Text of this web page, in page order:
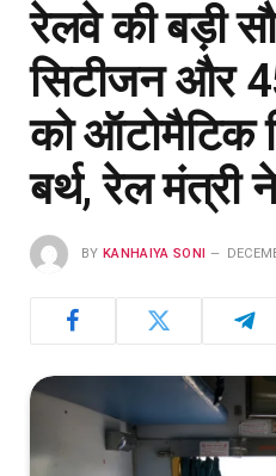
रेलवे की बड़ी
सिटीजन और
को ऑटोमैटिक
बर्थ, रेल मंत्री
BY KANHAIYA SONI